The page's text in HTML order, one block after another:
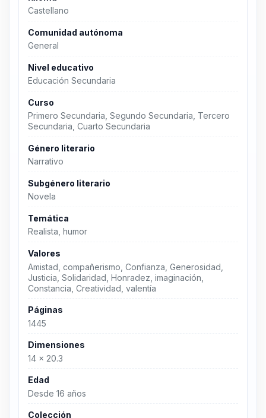
Castellano
Comunidad autónoma
General
Nivel educativo
Educación Secundaria
Curso
Primero Secundaria, Segundo Secundaria, Tercero
Secundaria, Cuarto Secundaria
Género literario
Narrativo
Subgénero literario
Novela
Temática
Realista, humor
Valores
Amistad, compañerismo, Confianza, Generosidad,
Justicia, Solidaridad, Honradez, imaginación,
Constancia, Creatividad, valentía
Páginas
1445
Dimensiones
14 x 20.3
Edad
Desde 16 años
Colección